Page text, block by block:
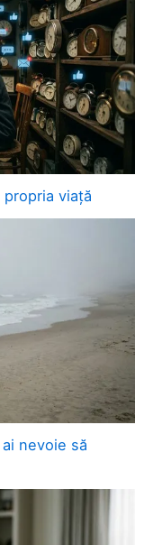
viață
nevoie să